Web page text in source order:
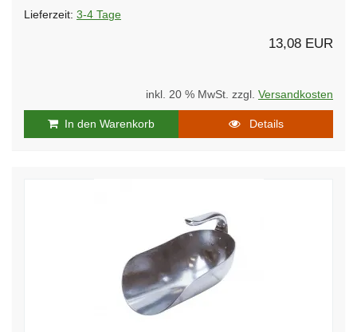
Lieferzeit: 3-4 Tage
13,08 EUR
inkl. 20 % MwSt. zzgl. Versandkosten
In den Warenkorb Details